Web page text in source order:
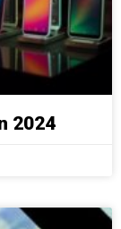
2024